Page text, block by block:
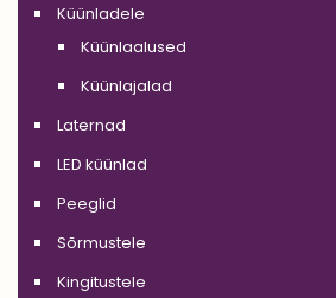
Küünladele
Küünlaalused
Küünlajalad
Laternad
LED küünlad
Peeglid
Sõrmustele
Kingitustele